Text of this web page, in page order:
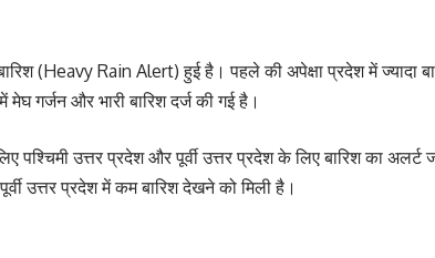
(Heavy Rain Alert) हुई है। पहले की अपेक्षा प्रदेश में ज्यादा
गर्जन और भारी बारिश दर्ज की गई है।
पश्चिमी उत्तर प्रदेश और पूर्वी उत्तर प्रदेश के लिए बारिश का अलर्ट
उत्तर प्रदेश में कम बारिश देखने को मिली है।